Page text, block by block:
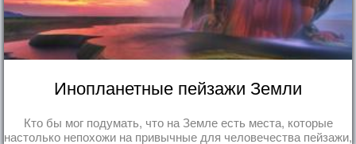
Инопланетные пейзажи Земли
Кто бы мог подумать, что на Земле есть места, которые
настолько непохожи на привычные для человечества пейзажи,